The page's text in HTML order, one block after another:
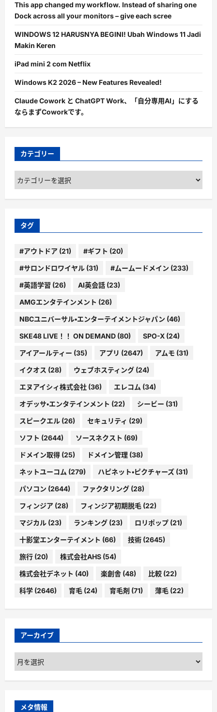
This app changed my workflow. Instead of sharing one
Dock across all your monitors – give each scree
WINDOWS 12 HARUSNYA BEGINI! Ubah Windows 11 Jadi
Makin Keren
iPad mini 2 com Netflix
Windows K2 2026 – New Features Revealed!
Claude Cowork と ChatGPT Work、「自分専用AI」にする
ならまずCoworkです。
カテゴリー
カ
テ
ゴ
ー
タグ
#アウトドア (21) #ギフト (20)
#サロンドロワイヤル (31) #ムームードメイン (233)
#英語学習 (26) AI英会話 (23)
AMGエンタテインメント (26)
NBCユニバーサル・エンターテイメントジャパン (46)
SKE48 LIVE！！ ON DEMAND (80) SPO-X (24)
アイアールティー (35) アプリ (2647) アムモ (31)
イクオス (28) ウェブホスティング (24)
エヌアイシィ株式会社 (36) エレコム (34)
オデッサ・エンタテインメント (22) シービー (31)
スピークエル (26) セキュリティ (29)
ソフト (2644) ソースネクスト (69)
ドメイン取得 (25) ドメイン管理 (38)
ネットユーコム (279) ハピネット・ピクチャーズ (31)
パソコン (2644) ファクタリング (28)
フィンジア (28) フィンジア初期脱毛 (22)
マジカル (23) ランキング (23) ロリポップ (21)
十影堂エンターテイメント (66) 技術 (2645)
旅行 (20) 株式会社AHS (54)
株式会社デネット (40) 楽創舎 (48) 比較 (22)
科学 (2646) 育毛 (24) 育毛剤 (71) 薄毛 (22)
アーカイブ
ア
ー
カ
ブ
メタ情報